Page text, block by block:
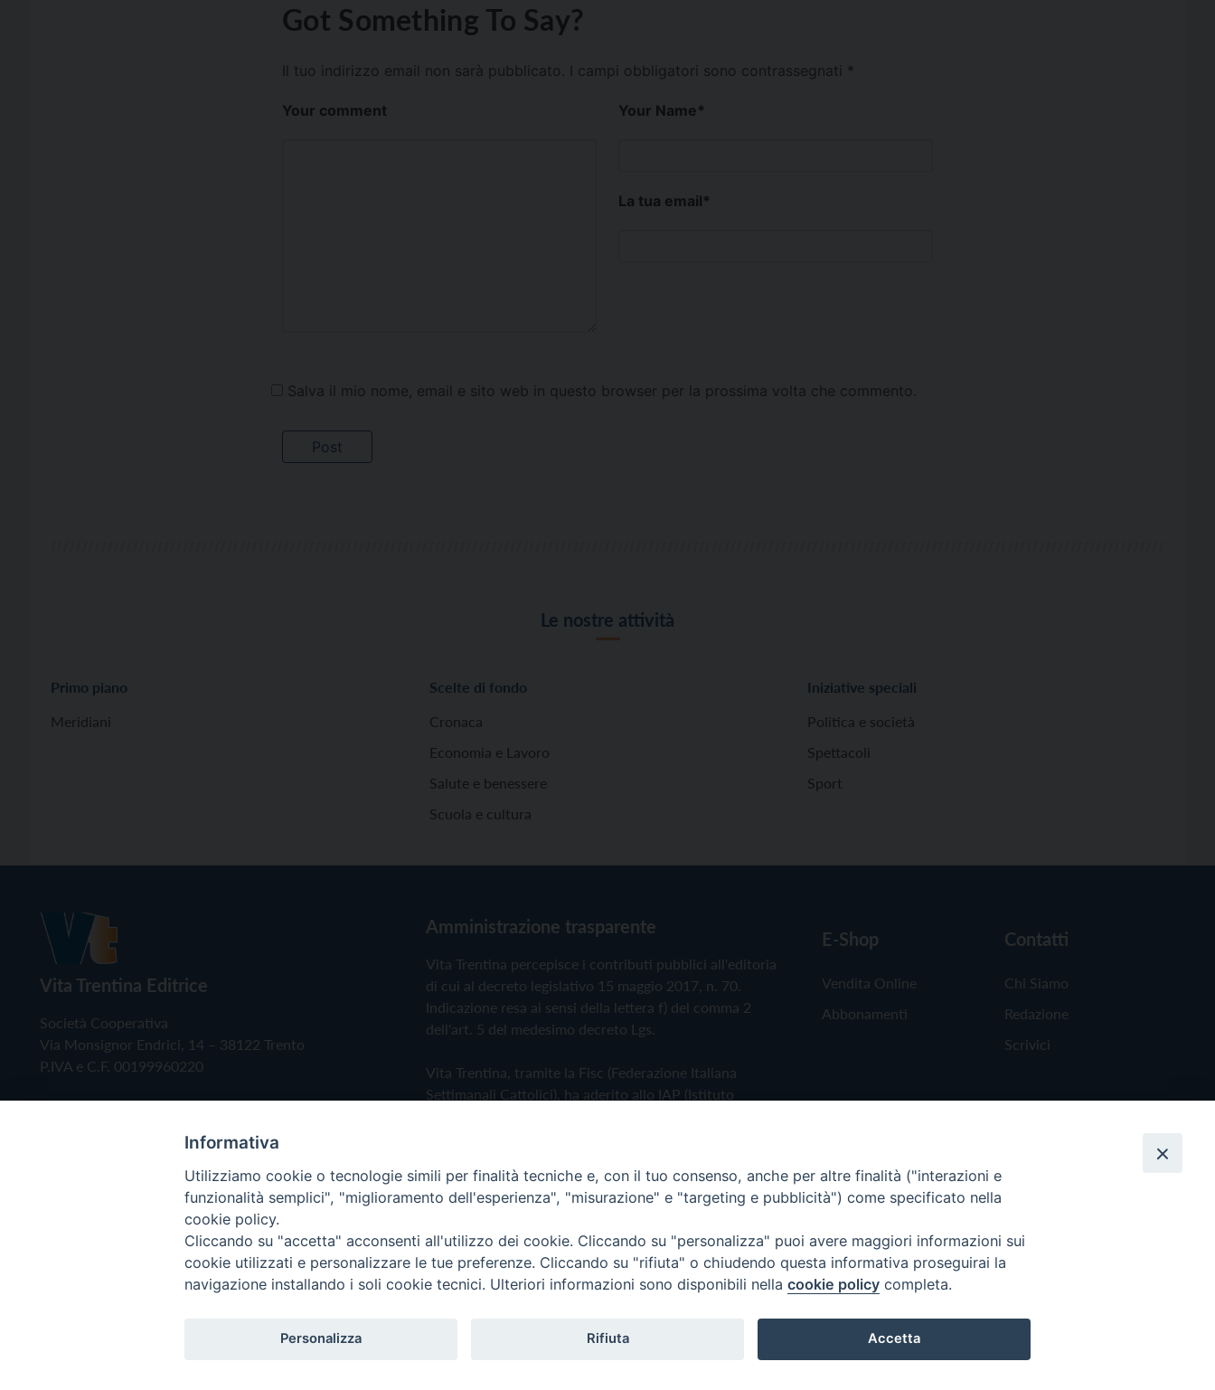
Got Something To Say?
Il tuo indirizzo email non sarà pubblicato. I campi obbligatori sono contrassegnati *
Your comment Your Name*
La tua email*
Salva il mio nome, email e sito web in questo browser per la prossima volta che commento.
Le nostre attività
Primo piano
Meridiani
Scelte di fondo
Cronaca
Economia e Lavoro
Salute e benessere
Scuola e cultura
Iniziative speciali
Politica e società
Spettacoli
Sport
Vita Trentina Editrice
Società Cooperativa
Via Monsignor Endrici, 14 – 38122 Trento
P.IVA e C.F. 00199960220
Amministrazione trasparente
Vita Trentina percepisce i contributi pubblici all'editoria
di cui al decreto legislativo 15 maggio 2017, n. 70.
Indicazione resa ai sensi della lettera f) del comma 2
dell'art. 5 del medesimo decreto Lgs.
Vita Trentina, tramite la Fisc (Federazione Italiana
Settimanali Cattolici), ha aderito allo IAP (Istituto
Privacy Policy Cookie Policy
E-Shop
Vendita Online
Abbonamenti
Contatti
Chi Siamo
Redazione
Scrivici
Copyright © 2019 - Tutti i diritti riservati - Vita Trentina Editrice
Informativa
Utilizziamo cookie o tecnologie simili per finalità tecniche e, con il tuo consenso, anche per altre finalità ("interazioni e
funzionalità semplici", "miglioramento dell'esperienza", "misurazione" e "targeting e pubblicità") come specificato nella
cookie policy.
Cliccando su "accetta" acconsenti all'utilizzo dei cookie. Cliccando su "personalizza" puoi avere maggiori informazioni sui
cookie utilizzati e personalizzare le tue preferenze. Cliccando su "rifiuta" o chiudendo questa informativa proseguirai la
navigazione installando i soli cookie tecnici. Ulteriori informazioni sono disponibili nella cookie policy completa.
Personalizza Rifiuta Accetta